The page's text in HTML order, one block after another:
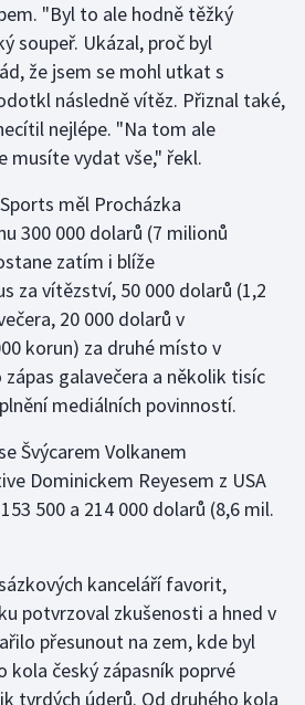
"Byl to ale hodně těžký
soupeř. Ukázal, proč byl
že jsem se mohl utkat s
následně vítěz. Přiznal také,
nejlépe. "Na tom ale
musíte vydat vše," řekl.
měl Procházka
300 000 dolarů (7 milionů
zatím i blíže
za vítězství, 50 000 dolarů (1,2
20 000 dolarů v
korun) za druhé místo v
galavečera a několik tisíc
mediálních povinností.
Švýcarem Volkanem
Dominickem Reyesem z USA
500 a 214 000 dolarů (8,6 mil.
kanceláří favorit,
potvrzoval zkušenosti a hned v
přesunout na zem, kde byl
kola český zápasník poprvé
tvrdých úderů. Od druhého kola